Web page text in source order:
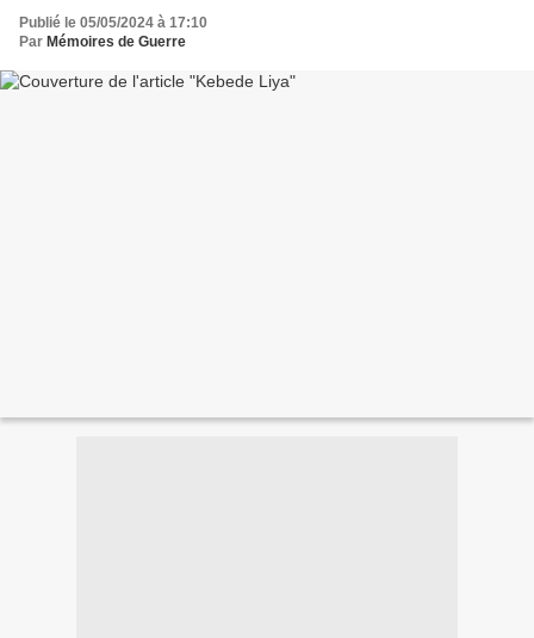
Publié le 05/05/2024 à 17:10
Par Mémoires de Guerre